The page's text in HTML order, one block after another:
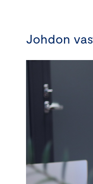
Johdon